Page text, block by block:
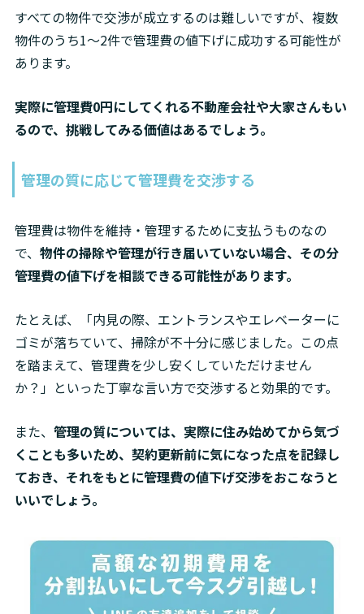
すべての物件で交渉が成立するのは難しいですが、複数
物件のうち1〜2件で管理費の値下げに成功する可能性が
あります。
実際に管理費0円にしてくれる不動産会社や大家さんもい
るので、挑戦してみる価値はあるでしょう。
管理の質に応じて管理費を交渉する
管理費は物件を維持・管理するために支払うものなの
で、 物件の掃除や管理が行き届いていない場合、その分
管理費の値下げを相談できる可能性があります。
たとえば、「内見の際、エントランスやエレベーターに
ゴミが落ちていて、掃除が不十分に感じました。この点
を踏まえて、管理費を少し安くしていただけません
か？」といった丁寧な言い方で交渉すると効果的です。
また、 管理の質については、実際に住み始めてから気づ
くことも多いため、契約更新前に気になった点を記録し
ておき、それをもとに管理費の値下げ交渉をおこなうと
いいでしょう。